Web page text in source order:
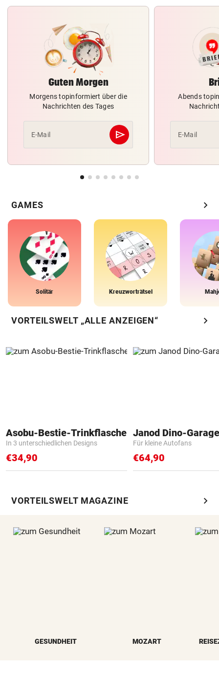
Guten Morgen
Morgens topinformiert über die
Nachrichten des Tages
E-Mail send
Abschicken
Abends
E-Mail
GAMES chevron_right
Solitär Kreuzworträtsel
VORTEILSWELT „ALLE ANZEIGEN“ chevron_right
Asobu-Bestie-Trinkflasche
In 3 unterschiedlichen Designs
€34,90
Janod Dino-Garage
Für kleine Autofans
€64,90
VORTEILSWELT MAGAZINE chevron_right
GESUNDHEIT MOZART